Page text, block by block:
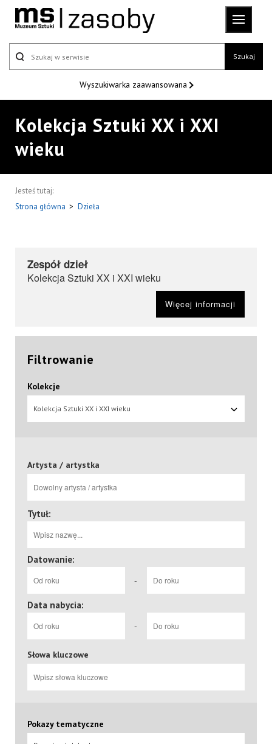
Szukaj
Wyszukiwarka zaawansowana
Kolekcja Sztuki XX i XXI
wieku
Jesteś tutaj:
Strona główna > Dzieła
Zespół dzieł
Kolekcja Sztuki XX i XXI wieku
Więcej informacji
Filtrowanie
Kolekcje
Kolekcja Sztuki XX i XXI wieku
Artysta / artystka
Tytuł:
Datowanie:
-
Data nabycia:
-
Słowa kluczowe
Pokazy tematyczne